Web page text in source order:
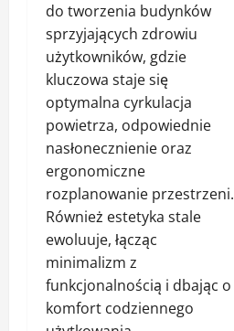
do tworzenia budynków
sprzyjających zdrowiu
użytkowników, gdzie
kluczowa staje się
optymalna cyrkulacja
powietrza, odpowiednie
nasłonecznienie oraz
ergonomiczne
rozplanowanie przestrzeni.
Również estetyka stale
ewoluuje, łącząc
minimalizm z
funkcjonalnością i dbając o
komfort codziennego